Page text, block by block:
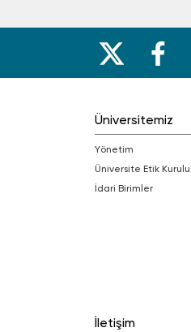
Üniversitemiz
Yönetim
Üniversite Etik Kurulu
İdari Birimler
İletişim